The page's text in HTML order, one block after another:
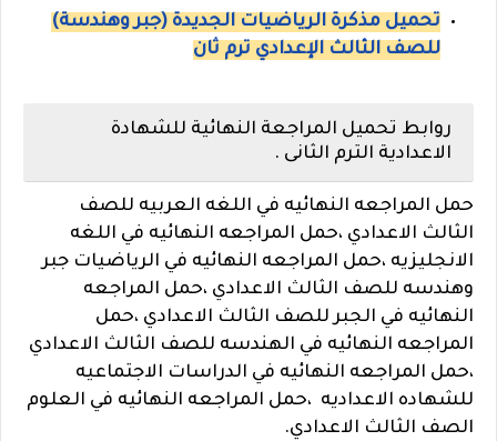
تحميل مذكرة الرياضيات الجديدة (جبر وهندسة)
للصف الثالث الإعدادي ترم ثان
روابط تحميل المراجعة النهائية للشهادة
الاعدادية الترم الثانى .
حمل المراجعه النهائيه في اللغه العربيه للصف
الثالث الاعدادي ،حمل المراجعه النهائيه في اللغه
الانجليزيه ،حمل المراجعه النهائيه في الرياضيات جبر
وهندسه للصف الثالث الاعدادي ،حمل المراجعه
النهائيه في الجبر للصف الثالث الاعدادي ،حمل
المراجعه النهائيه في الهندسه للصف الثالث الاعدادي
،حمل المراجعه النهائيه في الدراسات الاجتماعيه
للشهاده الاعداديه ،حمل المراجعه النهائيه في العلوم
الصف الثالث الاعدادي.